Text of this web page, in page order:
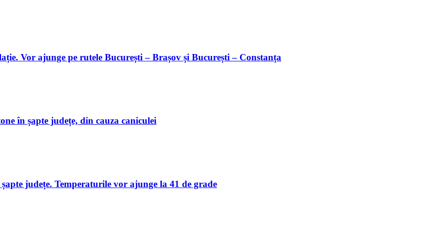
Vor ajunge pe rutele București – Brașov și București – Constanța
în șapte județe, din cauza caniculei
județe. Temperaturile vor ajunge la 41 de grade